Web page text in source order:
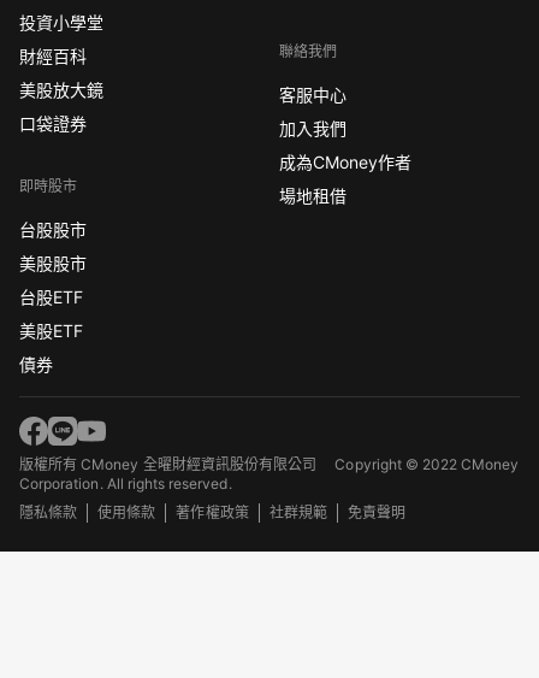
投資小學堂
財經百科
美股放大鏡
口袋證券
即時股市
台股股市
美股股市
台股ETF
美股ETF
債券
聯絡我們
客服中心
加入我們
成為CMoney作者
場地租借
版權所有 CMoney 全曜財經資訊股份有限公司Copyright © 2022 CMoney
Corporation. All rights reserved.
隱私條款
使用條款 著作權政策 社群規範 免責聲明